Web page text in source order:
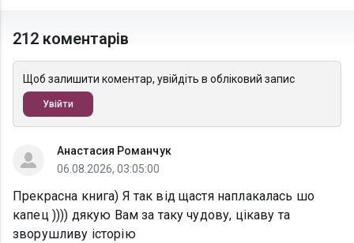
212 коментарів
Щоб залишити коментар, увійдіть в обліковий запис
Увійти
Анастасия Романчук
06.08.2026, 03:05:00
Прекрасна книга) Я так від щастя наплакалась шо
капец )))) дякую Вам за таку чудову, цікаву та
зворушливу історію